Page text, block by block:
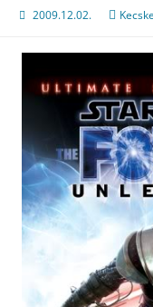
2009.12.02.